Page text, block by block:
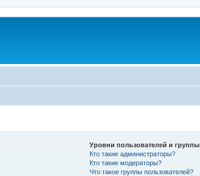
Уровни пользователей и группы
Кто такие администраторы?
Кто такие модераторы?
Что такое группы пользователей?